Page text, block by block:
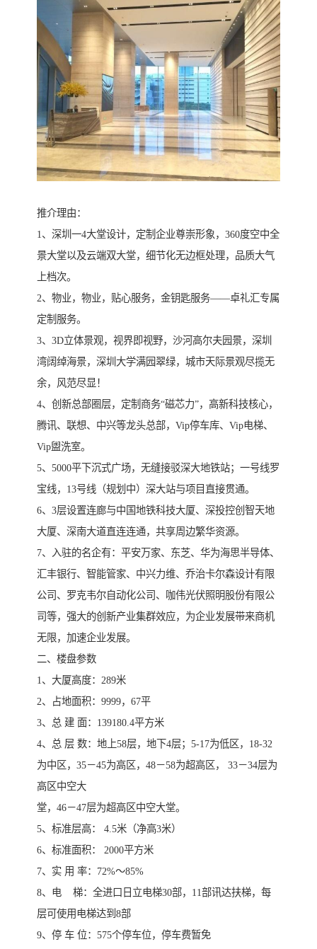
推介理由：
1、深圳一4大堂设计，定制企业尊崇形象，360度空中全
景大堂以及云端双大堂，细节化无边框处理，品质大气
上档次。
2、物业，物业，贴心服务，金钥匙服务――卓礼汇专属
定制服务。
3、3D立体景观，视界即视野，沙河高尔夫园景，深圳
湾阔绰海景，深圳大学满园翠绿，城市天际景观尽揽无
余，风范尽显！
4、创新总部圈层，定制商务“磁芯力”，高新科技核心，
腾讯、联想、中兴等龙头总部，Vip停车库、Vip电梯、
Vip盥洗室。
5、5000平下沉式广场，无缝接驳深大地铁站；一号线罗
宝线，13号线（规划中）深大站与项目直接贯通。
6、3层设置连廊与中国地铁科技大厦、深投控创智天地
大厦、深南大道直连连通，共享周边繁华资源。
7、入驻的名企有：平安万家、东芝、华为海思半导体、
汇丰银行、智能管家、中兴力维、乔治卡尔森设计有限
公司、罗克韦尔自动化公司、咖伟光伏照明股份有限公
司等，强大的创新产业集群效应，为企业发展带来商机
无限，加速企业发展。
二、楼盘参数
1、大厦高度：289米
2、占地面积：9999，67平
3、总 建 面：139180.4平方米
4、总 层 数：地上58层，地下4层；5-17为低区，18-32
为中区，35－45为高区，48－58为超高区， 33－34层为
高区中空大
堂，46－47层为超高区中空大堂。
5、标准层高： 4.5米（净高3米）
6、标准面积： 2000平方米
7、实 用 率：72%～85%
8、电 梯：全进口日立电梯30部，11部讯达扶梯，每
层可使用电梯达到8部
9、停 车 位：575个停车位，停车费暂免